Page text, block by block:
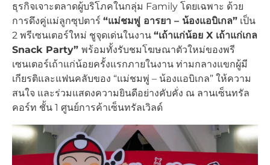
ธุรกิจเจาะตลาดผู้บริโภคในกลุ่ม Family โดยเฉพาะ ด้วย
การดึงคู่แม่ลูกซุปตาร์ “แม่ชมพู่ อารยา – น้องแอบิเกล” เป็น
2 พรีเซนเตอร์ใหม่ ชูจุดเด่นในงาน “เถ้าแก่น้อย X เถ้าแก่เกล
Snack Party” พร้อมทั้งรับชมโฆษณาตัวใหม่ของพรี
เซนเตอร์เถ้าแก่น้อยครั้งแรกภายในงาน ท่ามกลางแขกผู้มี
เกียรติและแฟนคลับของ “แม่ชมพู่ – น้องแอบิเกล” ให้ความ
สนใจ และร่วมแสดงความยินดีอย่างคับคั่ง ณ ลานเซ็นทรัล
คอร์ท ชั้น 1 ศูนย์การค้าเซ็นทรัลเวิลด์